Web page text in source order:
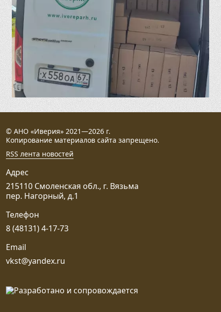
© АНО «Иверия» 2021—2026 г.
Копирование материалов сайта запрещено.
RSS лента новостей
Адрес
215110 Смоленская обл., г. Вязьма
пер. Нагорный, д.1
Телефон
8 (48131) 4-17-73
Email
vkst@yandex.ru